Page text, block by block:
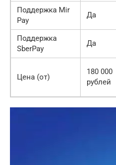
Поддержка Mir
Pay
Да
Поддержка
SberPay
Да
Цена (от)
180 000
рублей